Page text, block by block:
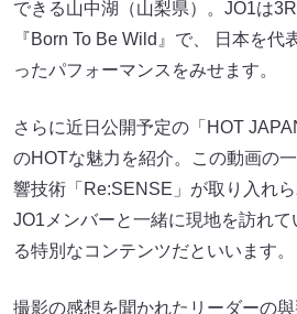
できる山中湖（山梨県）。JO1は
『Born To Be Wild』で、 日本を代
ったパフォーマンスをみせます。
さらに近日公開予定の「HOT
のHOTな魅力を紹介。この動画の
響技術「Re:SENSE」が取り入れ
JO1メンバーと一緒に現地を訪れ
る特別なコンテンツだといいます。
撮影の感想を聞かれたリーダーの